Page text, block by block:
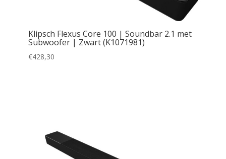
Klipsch Flexus Core 100 | Soundbar 2.1 met
Subwoofer | Zwart (K1071981)
€428,30